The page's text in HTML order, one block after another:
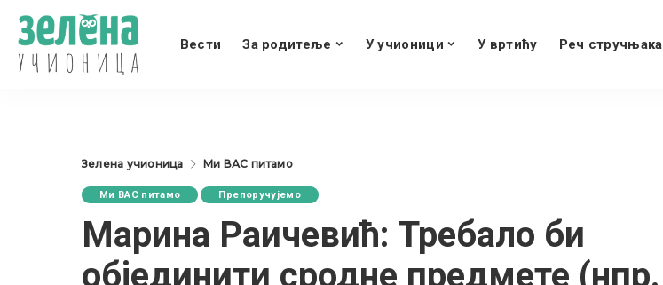
Вести За родитеље У учионици У вртићу Реч стручњака
Зелена учионица Ми ВАС питамо
Ми ВАС питамо Препоручујемо
Марина Раичевић: Требало би
објединити сродне предмете (нпр.